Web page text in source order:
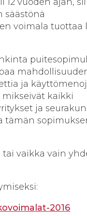
säästönä
voimala tuottaa
ja
kaikki
ja
tämän
vaikka vain
2016